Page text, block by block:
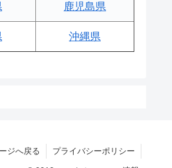
鹿児島県
沖縄県
ジへ戻る プライバシーポリシー